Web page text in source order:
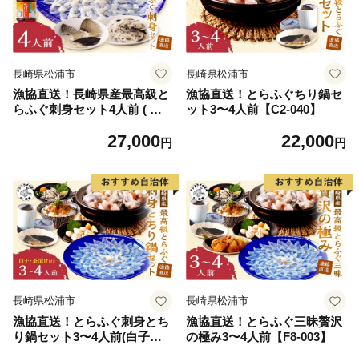
長崎県松浦市
漁協直送！長崎県産最高級と
らふぐ刺身セット4人前 ( ふ
ぐ刺身 産地直送 )【C7-022】
27,000円
長崎県松浦市
漁協直送！とらふぐちり鍋セ
ット3〜4人前【C2-040】
22,000円
長崎県松浦市
漁協直送！とらふぐ刺身とち
り鍋セット3〜4人前(白子、
長崎県松浦市
漁協直送！とらふぐ三昧贅沢
の極み3〜4人前【F8-003】